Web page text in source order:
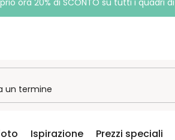
ora 20% di SCONTO su tutti i quadri
Ispirazione Prezzi speciali